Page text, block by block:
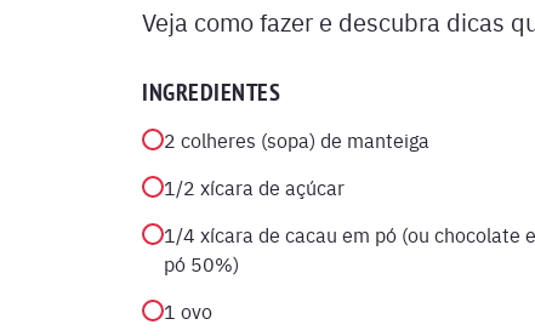
Veja como fazer e descubra dicas
INGREDIENTES
2 colheres (sopa) de manteiga
1/2 xícara de açúcar
1/4 xícara de cacau em pó (ou chocolate
pó 50%)
1 ovo